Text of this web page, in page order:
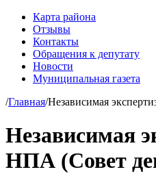
Карта района
Отзывы
Контакты
Обращения к депутату
Новости
Муниципальная газета
/Главная/Независимая
Независимая
НПА (Совет